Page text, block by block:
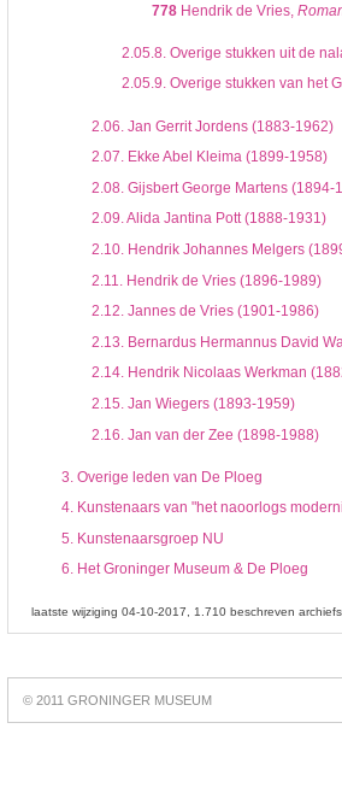
778Hendrik de Vries,
2.05.8. Overige stukken uit de
2.05.9.Overige stukken van het
2.06. Jan Gerrit Jordens (1883-1962)
2.07.Ekke Abel Kleima (1899-1958)
2.08. Gijsbert George Martens (1894-
2.09.Alida Jantina Pott (1888-1931)
2.10.Hendrik Johannes Melgers
2.11.
Hendrik de Vries (1896-1989)
2.12.Jannes de Vries (1901-1986)
2.13. Bernardus Hermannus David
2.14.Hendrik Nicolaas Werkman
2.15.Jan Wiegers (1893-1959)
2.16. Jan van der Zee (1898-1988)
3. Overige leden van De Ploeg
4.Kunstenaars van "het naoorlogs
5.Kunstenaarsgroep NU
6.Het Groninger Museum & De Ploeg
laatste wijziging 04-10-2017 1.710 beschreven
online
slots
© 2011 GRONINGER MUSEUM